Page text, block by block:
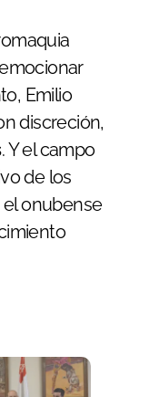
Emilio
discreción,
. Y el campo
de los
onubense